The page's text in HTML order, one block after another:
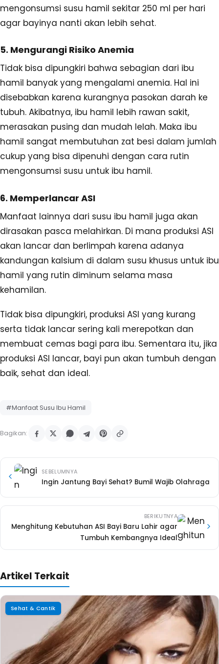
mengonsumsi susu hamil sekitar 250 ml per hari
agar bayinya nanti akan lebih sehat.
5. Mengurangi Risiko Anemia
Tidak bisa dipungkiri bahwa sebagian dari ibu
hamil banyak yang mengalami anemia. Hal ini
disebabkan karena kurangnya pasokan darah ke
tubuh. Akibatnya, ibu hamil lebih rawan sakit,
merasakan pusing dan mudah lelah. Maka ibu
hamil sangat membutuhan zat besi dalam jumlah
cukup yang bisa dipenuhi dengan cara rutin
mengonsumsi susu untuk ibu hamil.
6. Memperlancar ASI
Manfaat lainnya dari susu ibu hamil juga akan
dirasakan pasca melahirkan. Di mana produksi ASI
akan lancar dan berlimpah karena adanya
kandungan kalsium di dalam susu khusus untuk ibu
hamil yang rutin diminum selama masa
kehamilan.
Tidak bisa dipungkiri, produksi ASI yang kurang
serta tidak lancar sering kali merepotkan dan
membuat cemas bagi para ibu. Sementara itu, jika
produksi ASI lancar, bayi pun akan tumbuh dengan
baik, sehat dan ideal.
#Manfaat Susu Ibu Hamil
Bagikan:
SEBELUMNYA
Ingin Jantung Bayi Sehat? Bumil Wajib Olahraga
BERIKUTNYA
Menghitung Kebutuhan ASI Bayi Baru Lahir agar
Tumbuh Kembangnya Ideal
Artikel Terkait
Sehat & Cantik